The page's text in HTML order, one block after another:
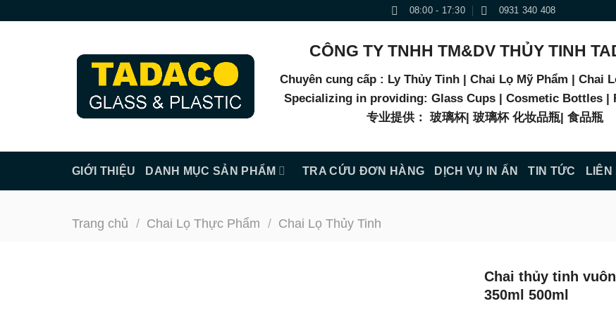
to
08:00 - 17:30 0931 340 408
CÔNG TY TNHH TM&DV THỦY TINH
Chuyên cung cấp : Ly Thủy Tinh | Chai Lọ Mỹ Phẩm | Chai
Specializing in providing: Glass Cups | Cosmetic Bottles |
专业提供： 玻璃杯| 玻璃杯 化妆品瓶| 食品瓶
GIỚI THIỆU DANH MỤC SẢN PHẨM TRA CỨU ĐƠN HÀNG DỊCH VỤ IN ẤN TIN TỨC LIÊN
Trang chủ / Chai Lọ Thực Phẩm / Chai Lọ Thủy Tinh
Chai thủy tinh
350ml 500ml